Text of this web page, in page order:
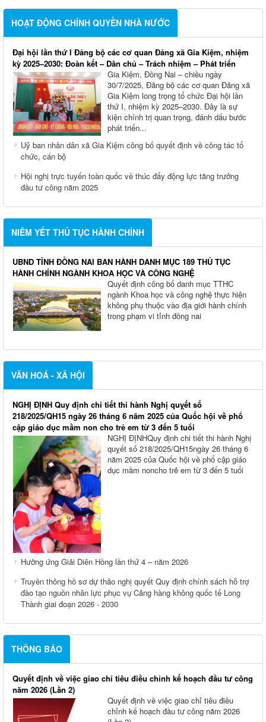
HOẠT ĐỘNG CHÍNH QUYỀN NHÀ NƯỚC
Đại hội lần thứ I Đảng bộ các cơ quan Đảng xã Gia Kiệm, nhiệm
kỳ 2025–2030: Đoàn kết – Dân chủ – Trách nhiệm – Phát triển
Gia Kiệm, Đồng Nai – chiều ngày
30/7/2025, Đảng bộ các cơ quan Đảng xã
Gia Kiệm long trọng tổ chức Đại hội lần
thứ I, nhiệm kỳ 2025–2030. Đây là sự
kiện chính trị quan trọng, đánh dấu bước
phát triển...
Uỷ ban nhân dân xã Gia Kiệm công bố quyết định về công tác tổ
chức, cán bộ
Hội nghị trực tuyến toàn quốc về thúc đẩy động lực tăng trưởng
đầu tư công năm 2025
NIÊM YẾT THỦ TỤC HÀNH CHÍNH
UBND TỈNH ĐỒNG NAI BAN HÀNH DANH MỤC 189 THỦ TỤC
HÀNH CHÍNH NGÀNH KHOA HỌC VÀ CÔNG NGHỆ
Quyết định công bố danh mục TTHC
ngành Khoa học và công nghệ thực hiện
không phụ thuộc vào địa giới hành chính
trong phạm vi tỉnh đồng nai
VĂN HOÁ - XÃ HỘI
NGHỊ ĐỊNH Quy định chi tiết thi hành Nghị quỵết số
218/2025/QH15 ngày 26 tháng 6 năm 2025 của Quốc hội về phổ
cập giáo dục mầm non cho trẻ em từ 3 đến 5 tuổi
NGHỊ ĐỊNHQuy định chi tiết thi hành Nghị
quỵết số 218/2025/QH15ngày 26 tháng 6
năm 2025 của Quốc hội về phổ cập giáo
dục mầm noncho trẻ em từ 3 đến 5 tuổi
Hưởng ứng Giải Diên Hồng lần thứ 4 – năm 2026
Truyền thông hồ sơ dự thảo nghị quyết Quy định chính sách hỗ trợ
đào tạo nguồn nhân lực phục vụ Cảng hàng không quốc tế Long
Thành giai đoạn 2026 - 2030
THÔNG BÁO
Quyết định về việc giao chỉ tiêu điều chỉnh kế hoạch đầu tư công
năm 2026 (Lần 2)
Quyết định về việc giao chỉ tiêu điều
chỉnh kế hoạch đầu tư công năm 2026